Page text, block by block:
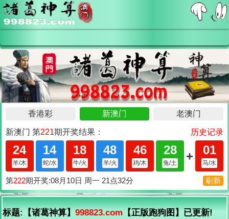
标题:【诸葛神算】 998823.com 【正版跑狗图】已更新!